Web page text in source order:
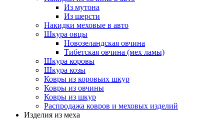
Из мутона
Из шерсти
Накидки меховые в авто
Шкура овцы
Новозеландская овчина
Тибетская овчина (мех ламы)
Шкура коровы
Шкура козы
Ковры из коровьих шкур
Ковры из овчины
Ковры из шкур
Распродажа ковров и меховых изделий
Изделия из меха